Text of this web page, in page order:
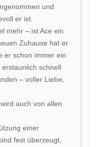
und
er ist.
mehr – ist Ace ein
Zuhause hat er
er schon immer ein
schnell
– voller Liebe,
auch von allen
einer
fest überzeugt,